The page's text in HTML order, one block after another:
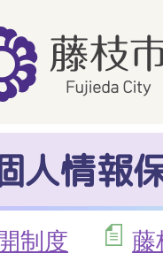
人情報
制度
藤